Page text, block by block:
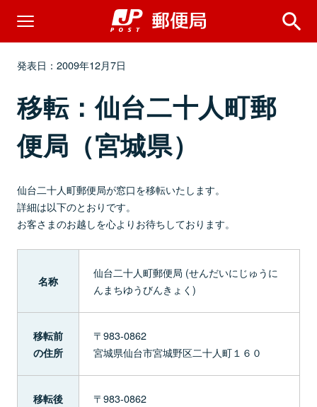
発表日：2009年12月7日
移転：仙台二十人町郵
便局（宮城県）
仙台二十人町郵便局が窓口を移転いたします。
詳細は以下のとおりです。
お客さまのお越しを心よりお待ちしております。
名称
仙台二十人町郵便局 (せんだいにじゅうに
んまちゆうびんきょく)
移転前
の住所
〒983-0862
宮城県仙台市宮城野区二十人町１６０
移転後
〒983-0862